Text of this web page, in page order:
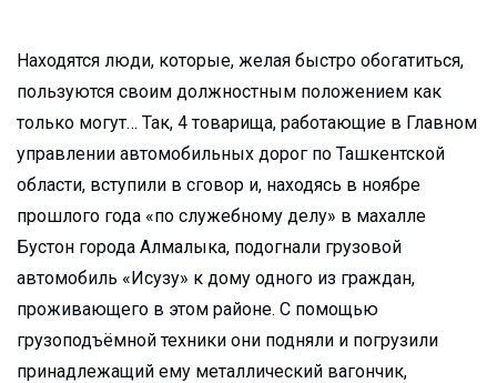
Находятся люди, которые, желая быстро обогатиться,
пользуются своим должностным положением как
только могут… Так, 4 товарища, работающие в Главном
управлении автомобильных дорог по Ташкентской
области, вступили в сговор и, находясь в ноябре
прошлого года «по служебному делу» в махалле
Бустон города Алмалыка, подогнали грузовой
автомобиль «Исузу» к дому одного из граждан,
проживающего в этом районе. С помощью
грузоподъёмной техники они подняли и погрузили
принадлежащий ему металлический вагончик,